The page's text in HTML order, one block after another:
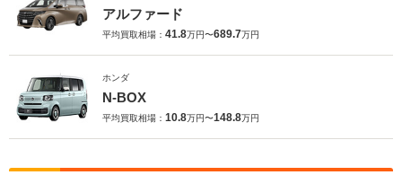
アルファード
平均買取相場： 41.8万円〜689.7万円
ホンダ
N-BOX
平均買取相場： 10.8万円〜148.8万円